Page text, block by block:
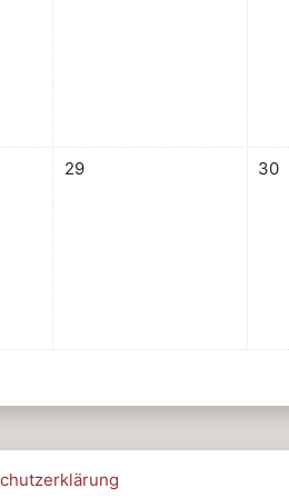
28. Oktober
Keine Termine, Dienstag, 29.
29 30